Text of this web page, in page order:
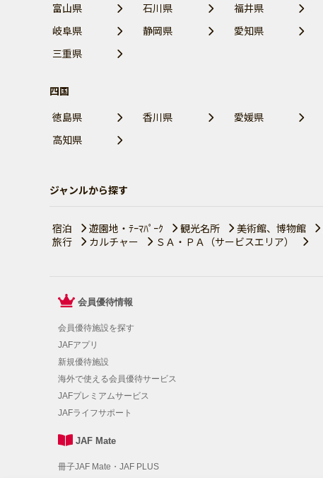
富山県
石川県
福井県
岐阜県
静岡県
愛知県
三重県
四国
徳島県
香川県
愛媛県
高知県
ジャンルから探す
宿泊 遊園地・ﾃｰﾏﾊﾟｰｸ 観光名所 美術館、博物館
旅行
カルチャー ＳＡ・ＰＡ（サービスエリア）
会員優待情報
会員優待施設を探す
JAFアプリ
新規優待施設
海外で使える会員優待サービス
JAFプレミアムサービス
JAFライフサポート
JAF Mate
冊子JAF Mate・JAF PLUS